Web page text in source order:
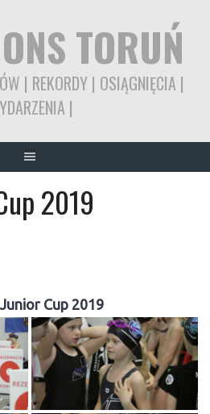
TORUŃ
| REKORDY | OSIĄGNIĘCIA |
|
2019
Cup 2019